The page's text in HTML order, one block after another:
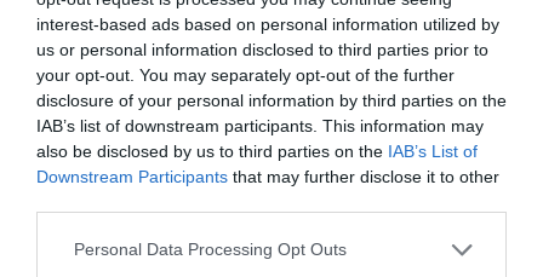
interest-based ads based on personal information utilized by
us or personal information disclosed to third parties prior to
your opt-out. You may separately opt-out of the further
disclosure of your personal information by third parties on the
IAB’s list of downstream participants. This information may
also be disclosed by us to third parties on the IAB’s List of
Downstream Participants that may further disclose it to other
Personal Data Processing Opt Outs
Fit & Soul busca la rentabilidad económica
mediante la publicidad y el patrocinio, una línea en la
que está trabajando y que espera que dé sus frutos a
medida que suma suscriptores.
Añadir2Playbookcomo fuente preferida de Google
de forma gratuita
ACTIVAR AHORA